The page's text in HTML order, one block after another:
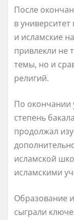
После
в
и исламские
привлекли не
темы, но и
религий.
По окончании
степень
продолжал
исламской
исламскими
Образование
сыграли